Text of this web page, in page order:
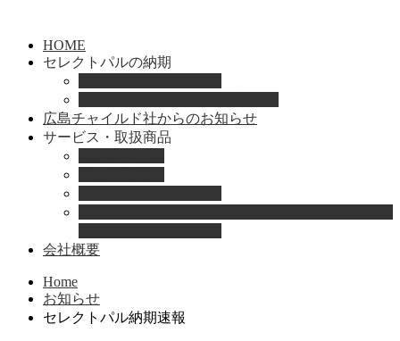
HOME
セレクトパルの納期
広島チャイルド社からのお知らせ
サービス・取扱商品
会社概要
Home
お知らせ
セレクトパル納期速報